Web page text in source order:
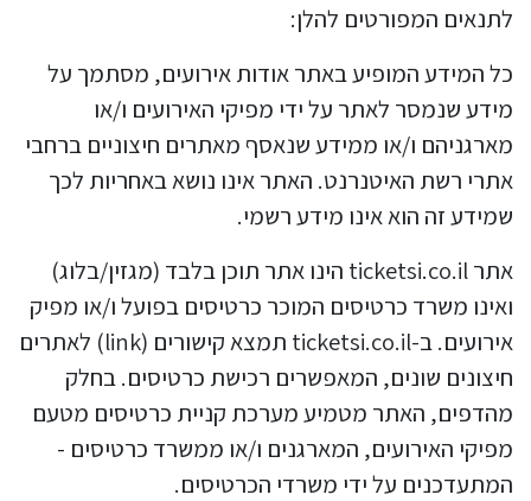
לתנאים המפורטים להלן:
כל המידע המופיע באתר אודות אירועים, מסתמך על
מידע שנמסר לאתר על ידי מפיקי האירועים ו/או
מארגניהם ו/או ממידע שנאסף מאתרים חיצוניים ברחבי
אתרי רשת האיטנרנט. האתר אינו נושא באחריות לכך
שמידע זה הוא אינו מידע רשמי.
אתר ticketsi.co.il הינו אתר תוכן בלבד (מגזין/בלוג)
ואינו משרד כרטיסים המוכר כרטיסים בפועל ו/או מפיק
אירועים. ב-ticketsi.co.il תמצא קישורים (link) לאתרים
חיצונים שונים, המאפשרים רכישת כרטיסים. בחלק
מהדפים, האתר מטמיע מערכת קניית כרטיסים מטעם
מפיקי האירועים, המארגנים ו/או ממשרד כרטיסים -
המתעדכנים על ידי משרדי הכרטיסים.